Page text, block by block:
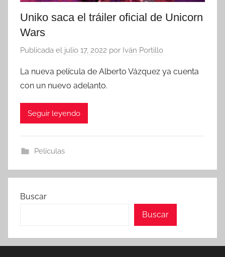
Uniko saca el tráiler oficial de Unicorn
Wars
Publicada el julio 17, 2022 por Iván Portillo
La nueva película de Alberto Vázquez ya cuenta
con un nuevo adelanto.
Seguir leyendo
Películas
Buscar
Buscar